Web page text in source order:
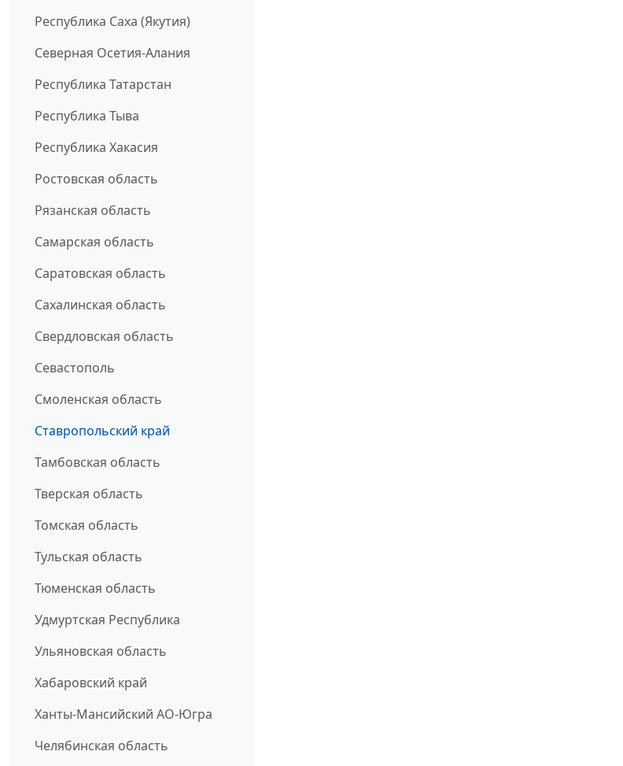
Республика Саха (Якутия)
Северная Осетия-Алания
Республика Татарстан
Республика Тыва
Республика Хакасия
Ростовская область
Рязанская область
Самарская область
Саратовская область
Сахалинская область
Свердловская область
Севастополь
Смоленская область
Ставропольский край
Тамбовская область
Тверская область
Томская область
Тульская область
Тюменская область
Удмуртская Республика
Ульяновская область
Хабаровский край
Ханты-Мансийский АО-Югра
Челябинская область